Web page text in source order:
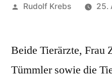
Veröffentlicht
Rudolf Krebs 25.
Beide Tierärzte, Frau
Tümmler sowie die